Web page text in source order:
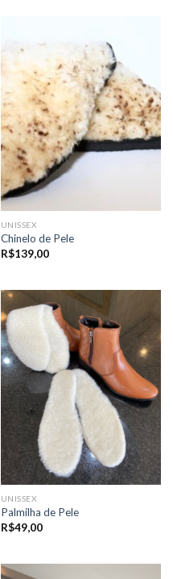
UNISSEX
Chinelo de Pele
R$139,00
UNISSEX
Palmilha de Pele
R$49,00